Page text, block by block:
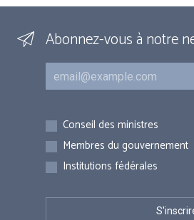
Abonnez-vous à notre
Courriel
Inscriptions
Conseil des ministres
Membres du gouvernement
Institutions fédérales